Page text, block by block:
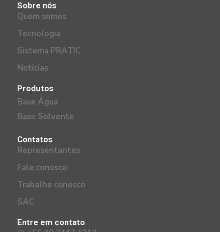
Sobre nós
Quem somos
Tecnologia
Sistema PRATIC
Notícias
Produtos
Base Água
Base Solvente
Contatos
Representantes
Fale conosco
Trabalhe conosco
SAC
Entre em contato